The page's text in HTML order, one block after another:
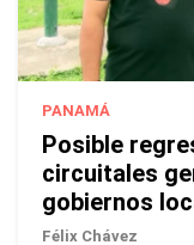
PANAMÁ
Posible
circuitales
gobiernos
Félix Chávez